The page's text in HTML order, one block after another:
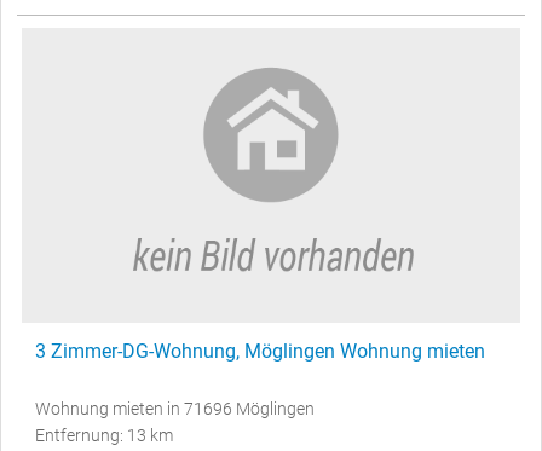
3 Zimmer-DG-Wohnung, Möglingen Wohnung mieten
Wohnung mieten in 71696 Möglingen
Entfernung: 13 km